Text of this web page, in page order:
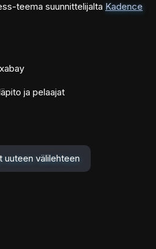
teema suunnittelijalta Kadence
ja pelaajat
uuteen välilehteen